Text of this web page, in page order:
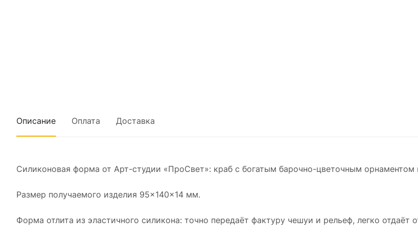
Описание Оплата Доставка
Силиконовая форма от Арт-студии «ПроСвет»: краб с богатым барочно-цветочным
Размер получаемого изделия 95×140×14 мм.
Форма отлита из эластичного силикона: точно передаёт фактуру чешуи и рельеф, легко отдаёт